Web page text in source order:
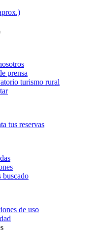
prensa
turismo rural
tus reservas
buscado
de uso